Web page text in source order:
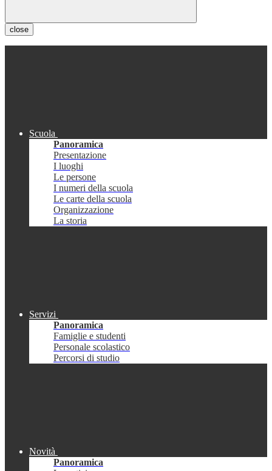
close
Scuola
Panoramica
Presentazione
I luoghi
Le persone
I numeri della scuola
Le carte della scuola
Organizzazione
La storia
Servizi
Panoramica
Famiglie e studenti
Personale scolastico
Percorsi di studio
Novità
Panoramica